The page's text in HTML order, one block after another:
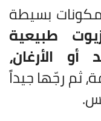
بسيطة
زيوت طبيعية
الأرغان،
ثم رجّها جيداً